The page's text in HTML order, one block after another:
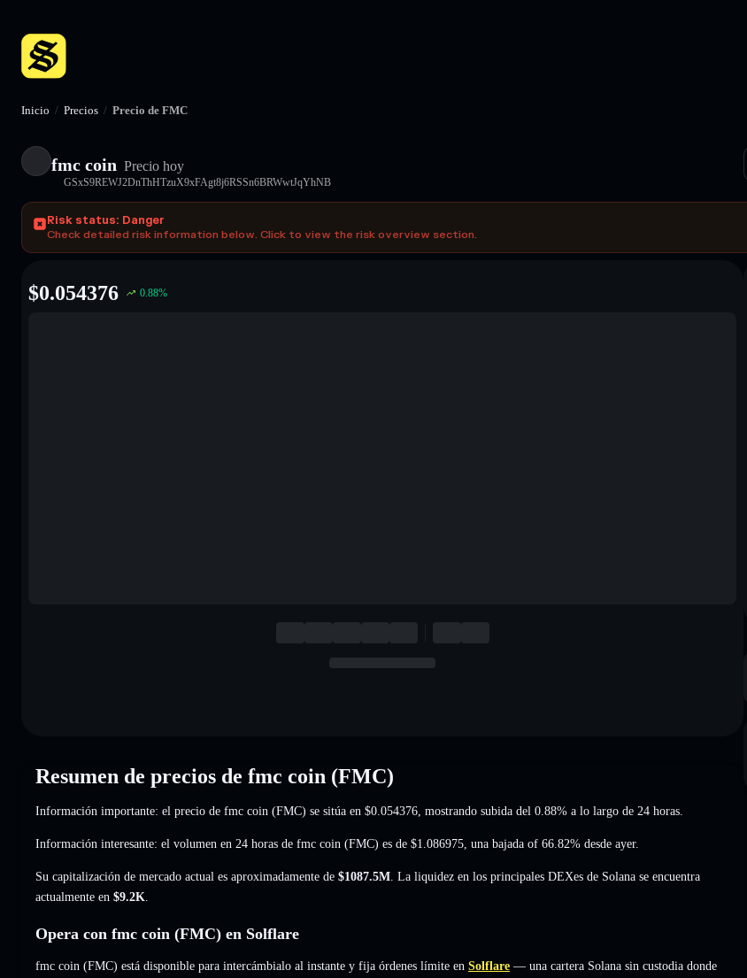
Inicio / Precios / Precio de FMC
fmc coin Precio hoy
GSxS9REWJ2DnThHTzuX9xFAgt8j6RSSn6BRWwtJqYhNB
Risk status: Danger
Check detailed risk information below. Click to view the risk overview section.
$0.054376 0.88%
Resumen de precios de fmc coin (FMC)
Información importante: el precio de fmc coin (FMC) se sitúa en $0.054376 , mostrando subida del 0.88% a lo largo de 24 horas.
Información interesante: el volumen en 24 horas de fmc coin (FMC) es de $1.086975 una bajada of 66.82% desde ayer.
Su capitalización de mercado actual es aproximadamente de $1087.5M . La liquidez en los principales DEXes de Solana se encuentra
actualmente en $9.2K
Opera con fmc coin (FMC) en Solflare
fmc coin (FMC) está disponible para intercámbialo al instante y fija órdenes límite en Solflare — una cartera Solana sin custodia donde